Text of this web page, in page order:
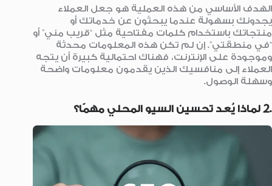
الهدف الأساسي من هذه العملية هو جعل العملاء
يجدونك بسهولة عندما يبحثون عن خدماتك أو
منتجاتك باستخدام كلمات مفتاحية مثل “قريب مني” أو
“في منطقتي”. إن لم تكن هذه المعلومات محدثة
وموجودة على الإنترنت، فهناك احتمالية كبيرة أن يتجه
العملاء إلى منافسيك الذين يقدمون معلومات واضحة
وسهلة الوصول.
.2 لماذا يُعد تحسين السيو المحلي مهمًا؟